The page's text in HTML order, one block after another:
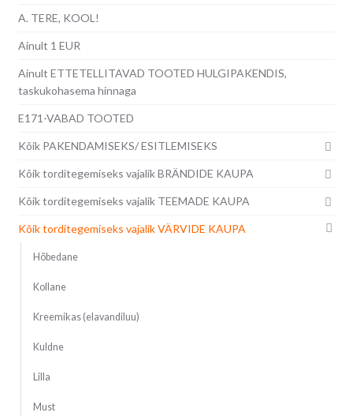
A. TERE, KOOL!
Ainult 1 EUR
Ainult ETTETELLITAVAD TOOTED HULGIPAKENDIS,
taskukohasema hinnaga
E171-VABAD TOOTED
Kõik PAKENDAMISEKS/ ESITLEMISEKS
Kõik torditegemiseks vajalik BRÄNDIDE KAUPA
Kõik torditegemiseks vajalik TEEMADE KAUPA
Kõik torditegemiseks vajalik VÄRVIDE KAUPA
Hõbedane
Kollane
Kreemikas (elavandiluu)
Kuldne
Lilla
Must